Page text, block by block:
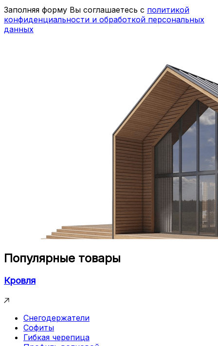
Заполняя форму Вы соглашаетесь с политикой
конфиденциальности и обработкой персональных
данных
Популярные товары
Кровля
Снегодержатели
Софиты
Гибкая черепица